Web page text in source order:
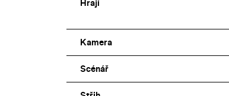
Kamera
Scénář